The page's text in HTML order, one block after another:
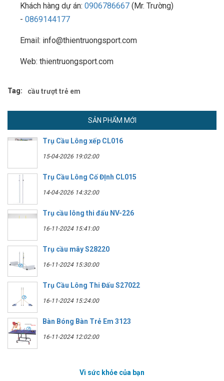
Khách hàng dự án: 0906786667 (Mr. Trường)
- 0869144177
Email: info@thientruongsport.com
Web: thientruongsport.com
Tag: cầu trượt trẻ em
SẢN PHẨM MỚI
Trụ Cầu Lông xếp CL016
15-04-2026 19:02:00
Trụ Cầu Lông Cố ĐỊnh CL015
14-04-2026 14:32:00
Trụ cầu lông thi đấu NV-226
16-11-2024 15:41:00
Trụ cầu mây S28220
16-11-2024 15:30:00
Trụ Cầu Lông Thi Đấu S27022
16-11-2024 15:24:00
Bàn Bóng Bàn Trẻ Em 3123
16-11-2024 12:02:00
Vì sức khỏe của bạn